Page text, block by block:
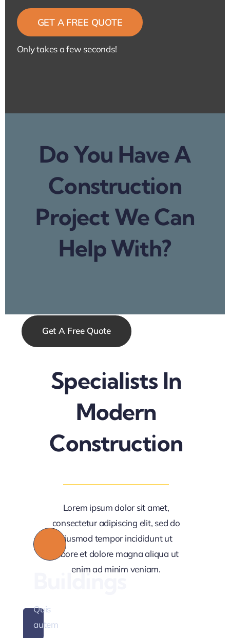
GET A FREE QUOTE
Only takes a few seconds!
Do You Have A
Construction
Project We Can
Help With?
Get A Free Quote
Specialists In
Modern
Construction
Lorem ipsum dolor sit amet,
consectetur adipiscing elit, sed do
eiusmod tempor incididunt ut
labore et dolore magna aliqua ut
enim ad minim veniam.
Buildings
Quis
autem
autem
qui